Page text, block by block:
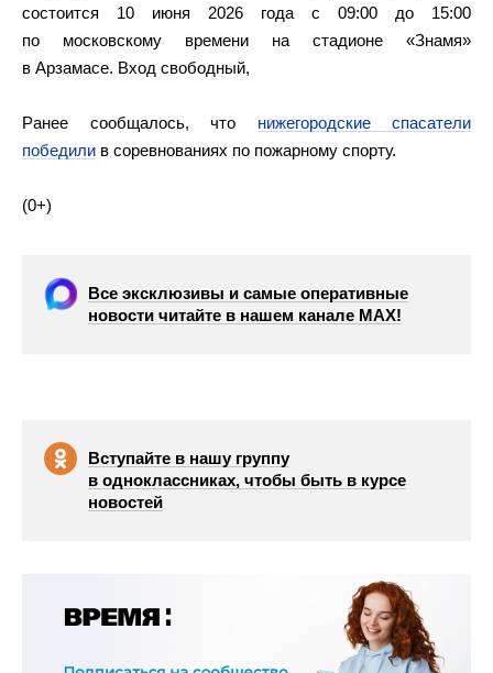
состоится 10 июня 2026 года с 09:00 до 15:00
по московскому времени на стадионе «Знамя»
в Арзамасе. Вход свободный,
Ранее сообщалось, что нижегородские спасатели
победили в соревнованиях по пожарному спорту.
(0+)
Все эксклюзивы и самые оперативные
новости читайте в нашем канале МАХ!
Вступайте в нашу группу
в одноклассниках, чтобы быть в курсе
новостей